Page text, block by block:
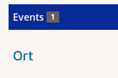
Events 1
Ort